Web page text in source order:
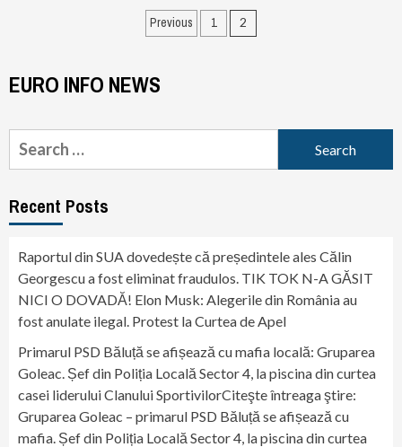
Posts
Previous 1 2
EURO INFO NEWS
Search
for:
Recent Posts
Raportul din SUA dovedește că președintele ales Călin
Georgescu a fost eliminat fraudulos. TIK TOK N-A GĂSIT
NICI O DOVADĂ! Elon Musk: Alegerile din România au
fost anulate ilegal. Protest la Curtea de Apel
Primarul PSD Băluță se afișează cu mafia locală: Gruparea
Goleac. Șef din Poliția Locală Sector 4, la piscina din curtea
casei liderului Clanului SportivilorCiteşte întreaga ştire:
Gruparea Goleac – primarul PSD Băluță se afișează cu
mafia. Șef din Poliția Locală Sector 4, la piscina din curtea